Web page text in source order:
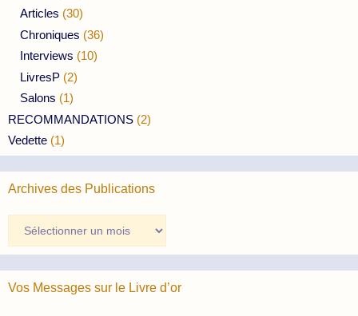
Articles (30)
Chroniques (36)
Interviews (10)
LivresP (2)
Salons (1)
RECOMMANDATIONS (2)
Vedette (1)
Archives des Publications
des
Publications
Vos Messages sur le Livre d’or